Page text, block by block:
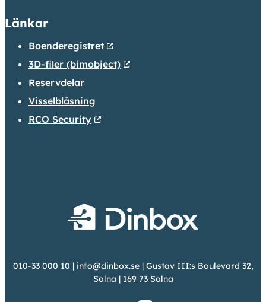
Länkar
Boenderegistret
3D-filer (bimobject)
Reservdelar
Visselblåsning
RCO Security
010-33 000 10 | info@dinbox.se| Gustav III:s Boulevard 32,
Solna | 169 73 Solna